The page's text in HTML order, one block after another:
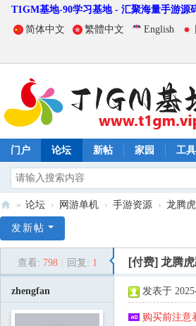
T1GM基地-90学习基地 - 汇聚海量手游源
简体中文
繁體中文 English
门户 论坛 新帖 家园 工
1
» 论坛 › 网游单机 › 手游资源 › 龙腾
发新帖
查看: 798 回复: 1 [付费] 龙腾
zhengfan 发表于
购买前注意